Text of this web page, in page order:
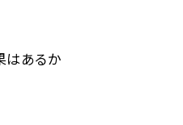
はあるか